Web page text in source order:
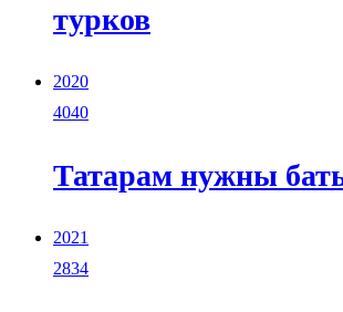
турков
2020
4040
Татарам нужны
2021
2834